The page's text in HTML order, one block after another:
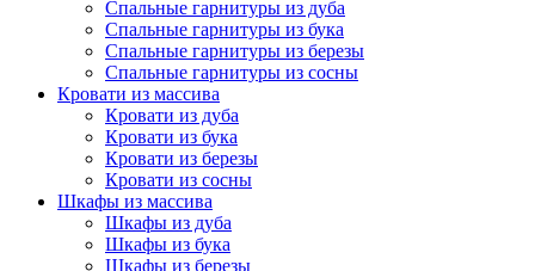
Спальные гарнитуры из дуба
Спальные гарнитуры из бука
Спальные гарнитуры из березы
Спальные гарнитуры из сосны
Кровати из массива
Кровати из дуба
Кровати из бука
Кровати из березы
Кровати из сосны
Шкафы из массива
Шкафы из дуба
Шкафы из бука
Шкафы из березы